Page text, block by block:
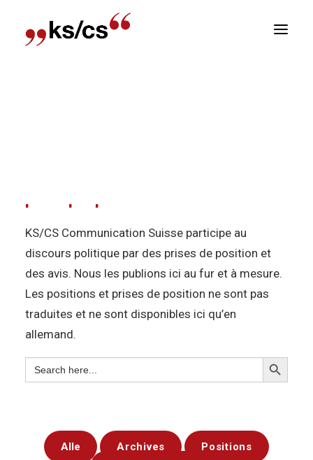
KS/CS Communication Suisse participe au
discours politique par des prises de position et
des avis. Nous les publions ici au fur et à mesure.
Les positions et prises de position ne sont pas
traduites et ne sont disponibles ici qu’en
allemand.
Search
for:
Alle Archives
Positions